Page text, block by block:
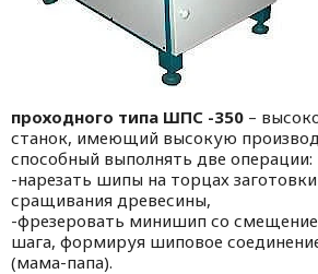
проходного типа ШПС -350 –
станок, имеющий высокую
способный выполнять две операции:
-нарезать шипы на торцах
сращивания древесины,
-фрезеровать минишип со
шага, формируя шиповое
(мама-папа).